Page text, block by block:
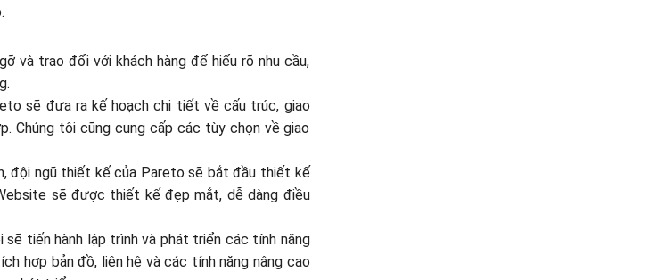
và trao đổi với khách hàng để hiểu rõ nhu cầu,
sẽ đưa ra kế hoạch chi tiết về cấu trúc, giao
Chúng tôi cũng cung cấp các tùy chọn về giao
đội ngũ thiết kế của Pareto sẽ bắt đầu thiết kế
sẽ được thiết kế đẹp mắt, dễ dàng điều
tiến hành lập trình và phát triển các tính năng
hợp bản đồ, liên hệ và các tính năng nâng cao